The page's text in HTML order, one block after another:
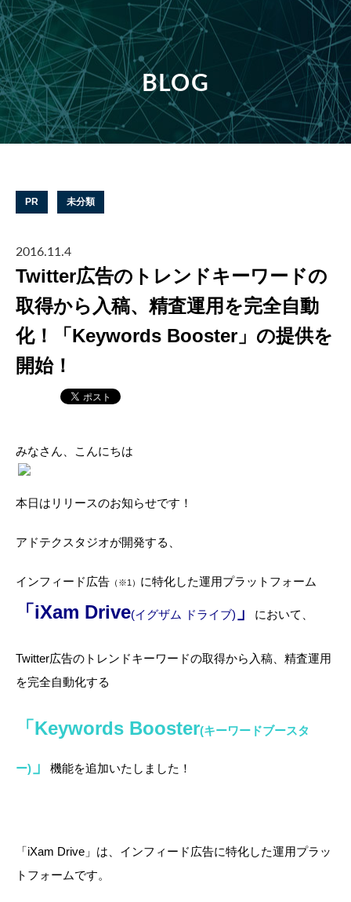
BLOG
PR 未分類
2016.11.4
Twitter広告のトレンドキーワードの
取得から入稿、精査運用を完全自動
化！「Keywords Booster」の提供を
開始！
みなさん、こんにちは
本日はリリースのお知らせです！
アドテクスタジオが開発する、
インフィード広告 （※1） に特化した運用プラットフォーム
「iXam Drive(イグザム ドライブ) 」 において、
Twitter広告のトレンドキーワードの取得から入稿、精査運用
を完全自動化する
「Keywords Booster(キーワードブースタ
ー) 」 機能を追加いたしました！
「iXam Drive」は、インフィード広告に特化した運用プラッ
トフォームです。